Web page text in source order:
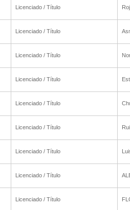
Licenciado / Título
Licenciado / Título
Licenciado / Título
Licenciado / Título
Licenciado / Título
Licenciado / Título
Licenciado / Título
Licenciado / Título
Licenciado / Título